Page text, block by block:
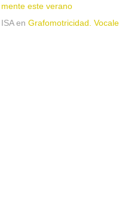
mente este verano
ISAen Grafomotricidad.